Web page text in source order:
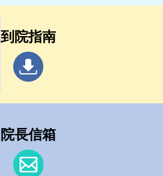
到院指南
院長信箱